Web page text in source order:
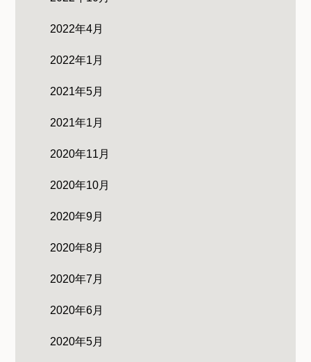
2022年4月
2022年1月
2021年5月
2021年1月
2020年11月
2020年10月
2020年9月
2020年8月
2020年7月
2020年6月
2020年5月